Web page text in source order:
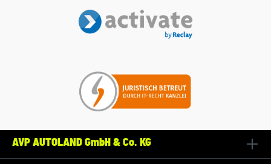
AVP AUTOLAND GmbH & Co. KG